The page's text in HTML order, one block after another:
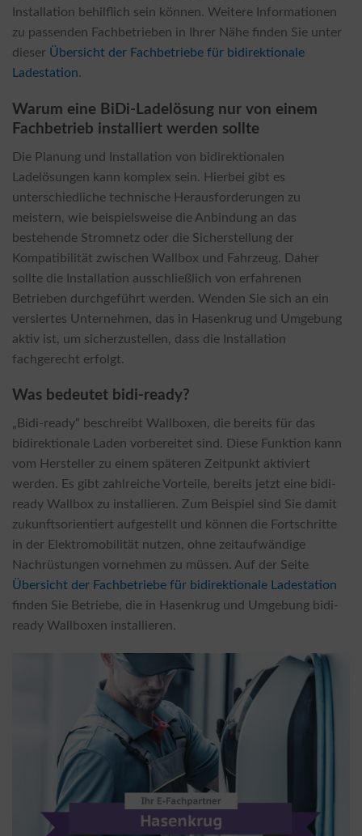
Installation behilflich sein können. Weitere Informationen
zu passenden Fachbetrieben in Ihrer Nähe finden Sie unter
dieser Übersicht der Fachbetriebe für bidirektionale
Ladestation.
Warum eine BiDi-Ladelösung nur von einem
Fachbetrieb installiert werden sollte
Die Planung und Installation von bidirektionalen
Ladelösungen kann komplex sein. Hierbei gibt es
unterschiedliche technische Herausforderungen zu
meistern, wie beispielsweise die Anbindung an das
bestehende Stromnetz oder die Sicherstellung der
Kompatibilität zwischen Wallbox und Fahrzeug. Daher
sollte die Installation ausschließlich von erfahrenen
Betrieben durchgeführt werden. Wenden Sie sich an ein
versiertes Unternehmen, das in Hasenkrug und Umgebung
aktiv ist, um sicherzustellen, dass die Installation
fachgerecht erfolgt.
Was bedeutet bidi-ready?
„Bidi-ready“ beschreibt Wallboxen, die bereits für das
bidirektionale Laden vorbereitet sind. Diese Funktion kann
vom Hersteller zu einem späteren Zeitpunkt aktiviert
werden. Es gibt zahlreiche Vorteile, bereits jetzt eine bidi-
ready Wallbox zu installieren. Zum Beispiel sind Sie damit
zukunftsorientiert aufgestellt und können die Fortschritte
in der Elektromobilität nutzen, ohne zeitaufwändige
Nachrüstungen vornehmen zu müssen. Auf der Seite
Übersicht der Fachbetriebe für bidirektionale Ladestation
finden Sie Betriebe, die in Hasenkrug und Umgebung bidi-
ready Wallboxen installieren.